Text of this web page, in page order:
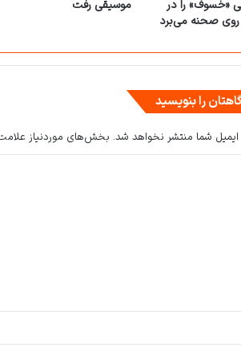
«خسوف» را در
روی صحنه می‌برد
موسیقی رفت
را بنویسید
شما منتشر نخواهد شد. بخش‌های موردنیاز